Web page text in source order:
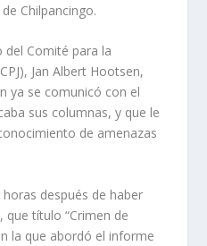
Chilpancingo.
del Comité para la
Jan Albert Hootsen,
ya se comunicó con el
sus columnas, y que le
de amenazas
después de haber
título “Crimen de
la que abordó el informe